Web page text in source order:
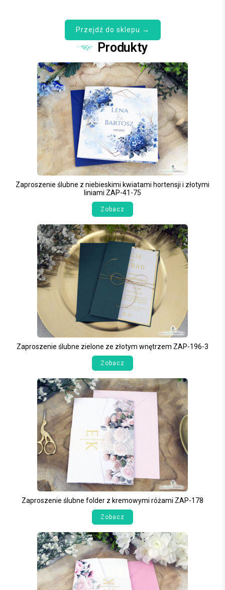
Przejdź do sklepu →
Produkty
Zaproszenie ślubne z niebieskimi kwiatami hortensji i złotymi
liniami ZAP-41-75
Zobacz
Zaproszenie ślubne zielone ze złotym wnętrzem ZAP-196-3
Zobacz
Zaproszenie ślubne folder z kremowymi różami ZAP-178
Zobacz